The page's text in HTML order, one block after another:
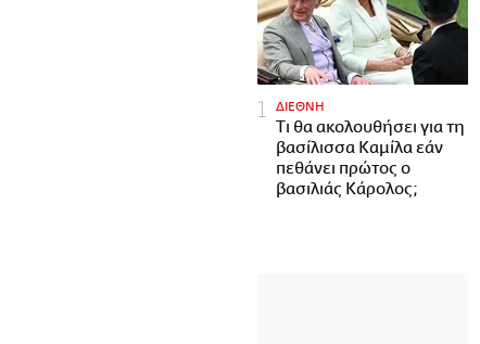
ΔΙΕΘΝΗ
Τι θα ακολουθήσει για τη
βασίλισσα Καμίλα εάν
πεθάνει πρώτος ο
βασιλιάς Κάρολος;